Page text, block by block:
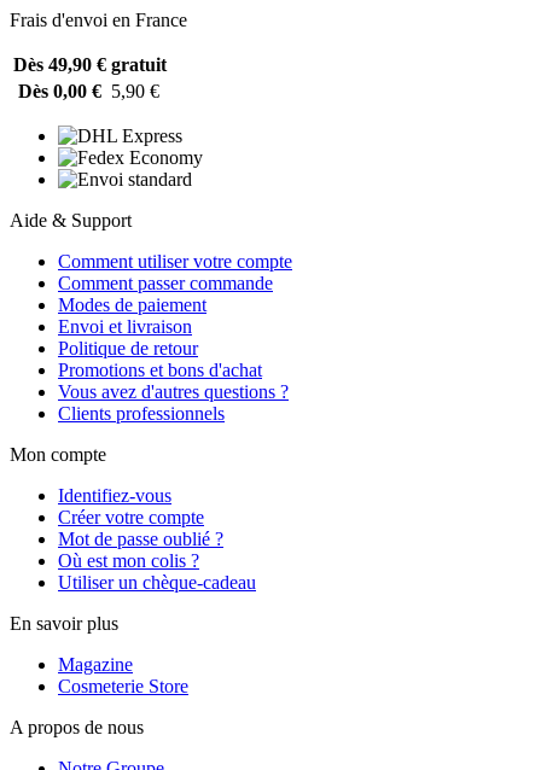
Frais d'envoi en France
Dès 49,90 € gratuit
Dès 0,00 € 5,90 €
Aide & Support
Comment utiliser votre compte
Comment passer commande
Modes de paiement
Envoi et livraison
Politique de retour
Promotions et bons d'achat
Vous avez d'autres questions ?
Clients professionnels
Mon compte
Identifiez-vous
Créer votre compte
Mot de passe oublié ?
Où est mon colis ?
Utiliser un chèque-cadeau
En savoir plus
Magazine
Cosmeterie Store
A propos de nous